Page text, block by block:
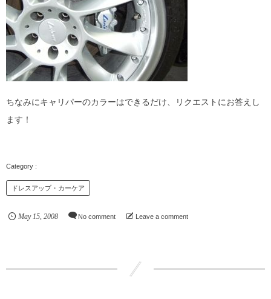
ちなみにキャリパーのカラーはできるだけ、リクエストにお答えし
ます！
ドレスアップ・カーケア
May 15, 2008 No comment Leave a comment